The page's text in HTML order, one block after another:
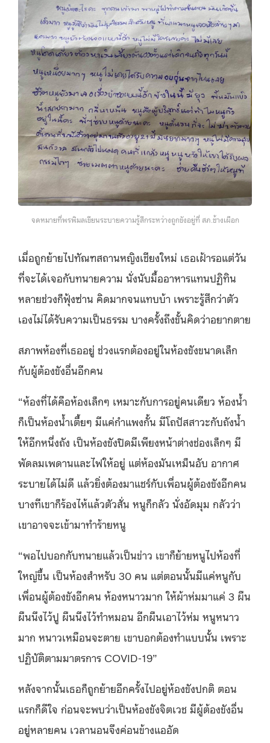
จดหมายที่พรพิมลเขียนระบายความรู้สึกระหว่างถูกขังอยู่ที่ สภ.ช้างเผือก
เมื่อถูกย้ายไปทัณฑสถานหญิงเชียงใหม่ เธอเฝ้ารอแต่วัน
ที่จะได้เจอกับทนายความ นั่งนับมื้ออาหารแทนปฏิทิน
หลายช่วงก็ฟุ้งซ่าน คิดมากจนแทบบ้า เพราะรู้สึกว่าตัว
เองไม่ได้รับความเป็นธรรม บางครั้งถึงขั้นคิดว่าอยากตาย
สภาพห้องที่เธออยู่ ช่วงแรกต้องอยู่ในห้องขังขนาดเล็ก
กับผู้ต้องขังอื่นอีกคน
“ห้องที่ได้คือห้องเล็กๆ เหมาะกับการอยู่คนเดียว ห้องน้ำ
ก็เป็นห้องน้ำเตี้ยๆ มีแค่กำแพงกั้น มีโถปัสสาวะกับถังน้ำ
ให้อีกหนึ่งถัง เป็นห้องขังปิดมีเพียงหน้าต่างช่องเล็กๆ มี
พัดลมเพดานและไฟให้อยู่ แต่ห้องมันเหม็นอับ อากาศ
ระบายได้ไม่ดี แล้วยิ่งต้องมาแชร์กับเพื่อนผู้ต้องขังอีกคน
บางทีเขาก็ร้องไห้แล้วตัวสั่น หนูก็กลัว นั่งอัดมุม กลัวว่า
เขาอาจจะเข้ามาทำร้ายหนู
“พอไปบอกกับทนายแล้วเป็นข่าว เขาก็ย้ายหนูไปห้องที่
ใหญ่ขึ้น เป็นห้องสำหรับ 30 คน แต่ตอนนั้นมีแค่หนูกับ
เพื่อนผู้ต้องขังอีกคน ห้องหนาวมาก ให้ผ้าห่มมาแค่ 3 ผืน
ผืนนึงไว้ปู ผืนนึงไว้ทำหมอน อีกผืนเอาไว้ห่ม หนูหนาว
มาก หนาวเหมือนจะตาย เขาบอกต้องทำแบบนั้น เพราะ
ปฏิบัติตามมาตรการ COVID-19”
หลังจากนั้นเธอก็ถูกย้ายอีกครั้งไปอยู่ห้องขังปกติ ตอน
แรกก็ดีใจ ก่อนจะพบว่าเป็นห้องขังจิตเวช มีผู้ต้องขังอื่น
อยู่หลายคน เวลานอนจึงค่อนข้างแออัด